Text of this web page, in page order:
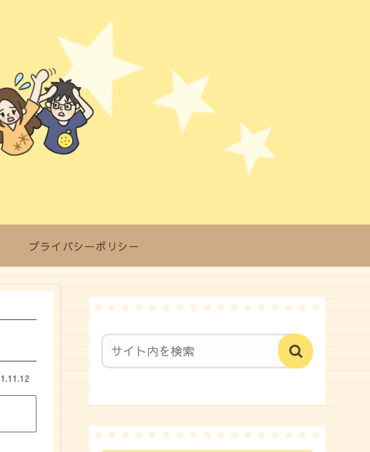
プライバシーポリシー